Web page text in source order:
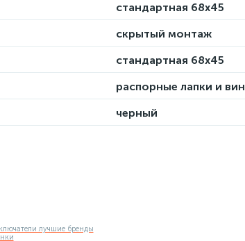
стандартная 68х45
скрытый монтаж
стандартная 68х45
распорные лапки и
черный